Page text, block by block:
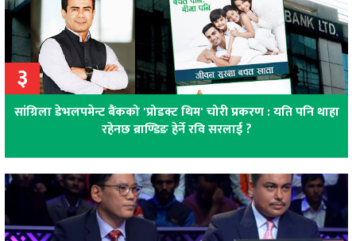
३
सांग्रिला डेभलपमेन्ट बैंकको 'प्रोडक्ट थिम' चोरी प्रकरण : यति पनि थाहा
रहेनछ ब्राण्डिङ हेर्ने रवि सरलाई ?